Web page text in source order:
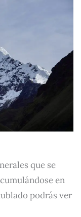
que se
en
podrás ver